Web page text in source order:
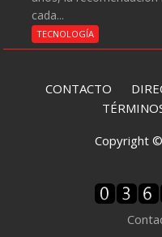
cada...
TECNOLOGÍA
CONTACTO
Copyright